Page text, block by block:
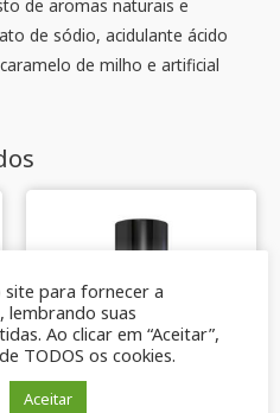
de aromas naturais e
de sódio, acidulante ácido
de milho e artificial
site para fornecer a
lembrando suas
Ao clicar em “Aceitar”,
TODOS os cookies.
Aceitar